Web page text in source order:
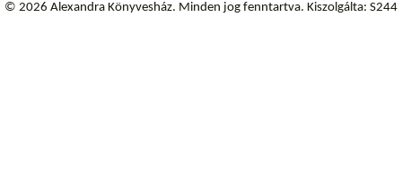
© 2026 Alexandra Könyvesház. Minden jog fenntartva. Kiszolgálta: S244